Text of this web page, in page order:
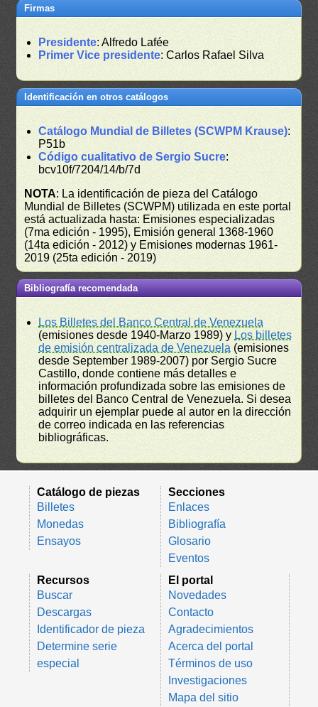
Firmas
Presidente: Alfredo Lafée
Primer Vice presidente: Carlos Rafael Silva
Identificación en otros catálogos
Catálogo Mundial de Billetes (SCWPM Krause):
P51b
Código cualitativo de Sergio Sucre:
bcv10f/7204/14/b/7d
NOTA: La identificación de pieza del Catálogo
Mundial de Billetes (SCWPM) utilizada en este portal
está actualizada hasta: Emisiones especializadas
(7ma edición - 1995), Emisión general 1368-1960
(14ta edición - 2012) y Emisiones modernas 1961-
2019 (25ta edición - 2019)
Bibliografía recomendada
Los Billetes del Banco Central de Venezuela
(emisiones desde 1940-Marzo 1989) y Los billetes
de emisión centralizada de Venezuela (emisiones
desde September 1989-2007) por Sergio Sucre
Castillo, donde contiene más detalles e
información profundizada sobre las emisiones de
billetes del Banco Central de Venezuela. Si desea
adquirir un ejemplar puede al autor en la dirección
de correo indicada en las referencias
bibliográficas.
Catálogo de piezas
Billetes
Monedas
Ensayos
Secciones
Enlaces
Bibliografía
Glosario
Eventos
Recursos
Buscar
Descargas
Identificador de pieza
Determine serie
especial
El portal
Novedades
Contacto
Agradecimientos
Acerca del portal
Términos de uso
Investigaciones
Mapa del sitio